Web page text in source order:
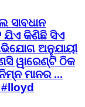
ସାବଧାନ
ଯିଏ କିଣିଛି ସିଏ
ଅନୁଯାୟୀ
ୱାରେଣ୍ଟି ଠିକ
ମାନର ...
#lloyd